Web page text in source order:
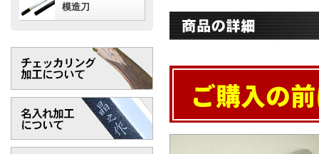
模造刀